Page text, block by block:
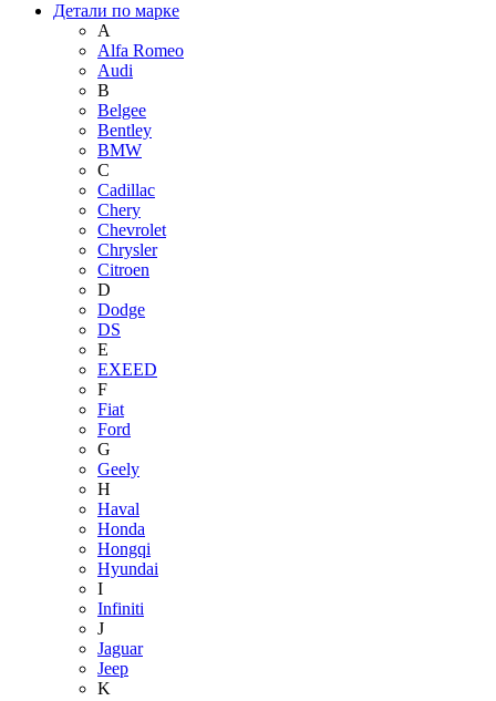
Детали по марке
A
Alfa Romeo
Audi
B
Belgee
Bentley
BMW
C
Cadillac
Chery
Chevrolet
Chrysler
Citroen
D
Dodge
DS
E
EXEED
F
Fiat
Ford
G
Geely
H
Haval
Honda
Hongqi
Hyundai
I
Infiniti
J
Jaguar
Jeep
K